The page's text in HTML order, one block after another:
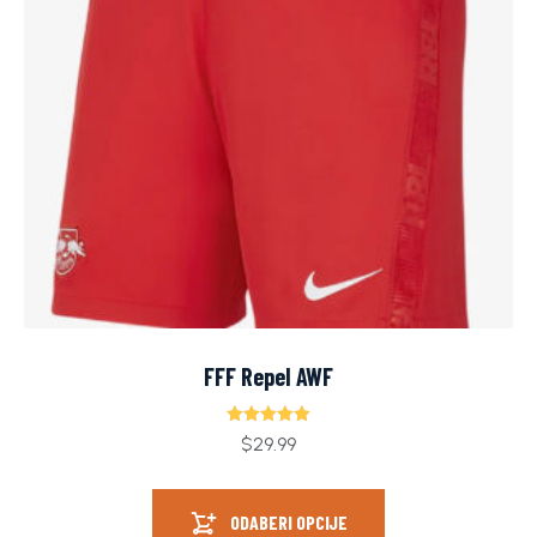
FFF Repel AWF
Ocjenjeno
5.00
$29.99
ODABERI OPCIJE